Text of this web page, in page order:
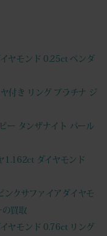
ヤモンド 0.25ct ペンダ
付き リング プラチナ ジ
ー タンザナイト パール
1.162ct ダイヤモンド
ンクサファイアダイヤモ
の買取
ヤモンド 0.76ct リング